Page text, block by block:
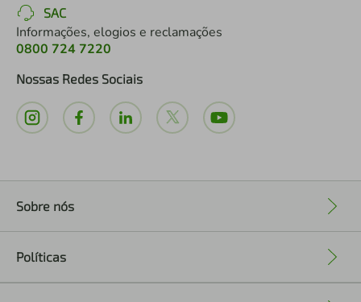
SAC
Informações, elogios e reclamações
0800 724 7220
Nossas Redes Sociais
Sobre nós
Políticas